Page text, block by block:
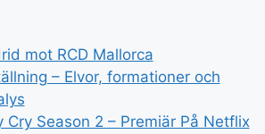
mot RCD Mallorca
– Elvor, formationer och
Cry Season 2 – Premiär På Netflix